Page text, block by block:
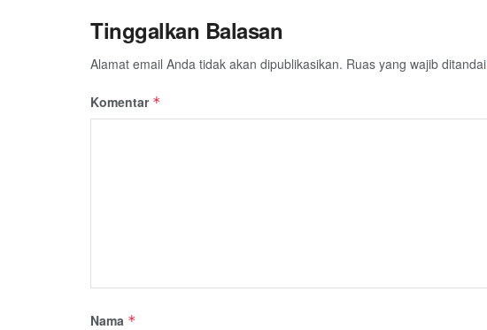
Tinggalkan Balasan
Alamat email Anda tidak akan dipublikasikan. Ruas yang wajib ditandai
Komentar *
Nama *